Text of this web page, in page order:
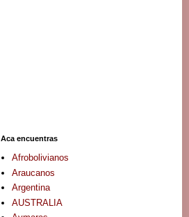
Aca encuentras
Afrobolivianos
Araucanos
Argentina
AUSTRALIA